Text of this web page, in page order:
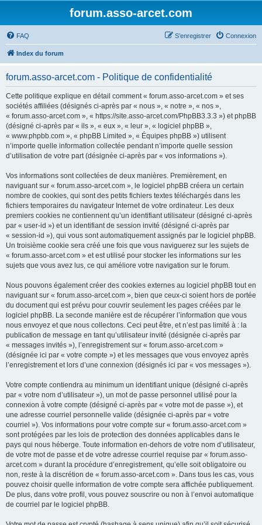
forum.asso-arcet.com
FAQ Connexion
S’enregistrer
Index du forum
forum.asso-arcet.com - Politique de confidentialité
Cette politique explique en détail comment « forum.asso-arcet.com » et ses
sociétés affiliées (désignés ci-après par « nous », « notre », « nos »,
« forum.asso-arcet.com », « https://site.asso-arcet.com/PhpBB3.3.3 ») et phpBB
(désigné ci-après par « ils », « eux », « leur », « logiciel phpBB »,
« www.phpbb.com », « phpBB Limited », « Équipes phpBB ») utilisent
n’importe quelle information collectée pendant n’importe quelle session
d’utilisation de votre part (désignée ci-après par « vos informations »).
Vos informations sont collectées de deux manières. Premièrement, en
naviguant sur « forum.asso-arcet.com », le logiciel phpBB créera un certain
nombre de cookies, qui sont des petits fichiers textes téléchargés dans les
fichiers temporaires du navigateur Internet de votre ordinateur. Les deux
premiers cookies ne contiennent qu’un identifiant utilisateur (désigné ci-après
par « user-id ») et un identifiant de session invité (désigné ci-après par
« session-id »), qui vous sont automatiquement assignés par le logiciel phpBB.
Un troisième cookie sera créé une fois que vous naviguerez sur les sujets de
« forum.asso-arcet.com » et est utilisé pour stocker les informations sur les
sujets que vous avez lus, ce qui améliore votre navigation sur le forum.
Nous pouvons également créer des cookies externes au logiciel phpBB tout en
naviguant sur « forum.asso-arcet.com », bien que ceux-ci soient hors de portée
du document qui est prévu pour couvrir seulement les pages créées par le
logiciel phpBB. La seconde manière est de récupérer l’information que vous
nous envoyez et que nous collectons. Ceci peut être, et n’est pas limité à : la
publication de message en tant qu’utilisateur invité (désignée ci-après par
« messages invités »), l’enregistrement sur « forum.asso-arcet.com »
(désignée ici par « votre compte ») et les messages que vous envoyez après
l’enregistrement et lors d’une connexion (désignés ici par « vos messages »).
Votre compte contiendra au minimum un identifiant unique (désigné ci-après
par « votre nom d’utilisateur »), un mot de passe personnel utilisé pour la
connexion à votre compte (désigné ci-après par « votre mot de passe »), et
une adresse courriel personnelle valide (désignée ci-après par « votre
courriel »). Vos informations pour votre compte sur « forum.asso-arcet.com »
sont protégées par les lois de protection des données applicables dans le
pays qui nous héberge. Toute information en-dehors de votre nom d’utilisateur,
de votre mot de passe et de votre adresse courriel requise par « forum.asso-
arcet.com » durant la procédure d’enregistrement, qu’elle soit obligatoire ou
non, reste à la discrétion de « forum.asso-arcet.com ». Dans tous les cas, vous
pouvez choisir quelle information de votre compte sera affichée publiquement.
De plus, dans votre profil, vous pouvez souscrire ou non à l’envoi automatique
de courriel par le logiciel phpBB.